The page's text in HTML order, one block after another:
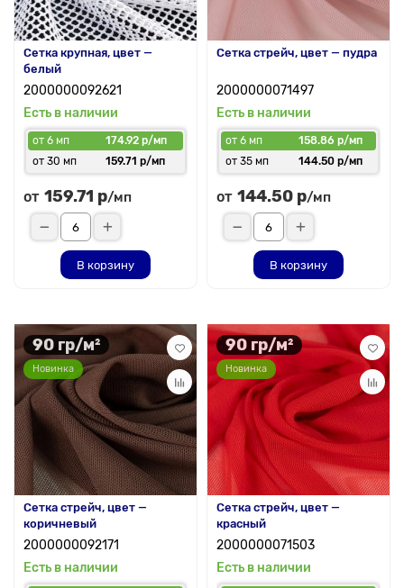
Сетка крупная, цвет —
белый
2000000092621
Есть в наличии
от 6 мп
174.92 р/мп
от 30 мп
159.71 р/мп
от 159.71 р/мп
В корзину
Сетка стрейч, цвет — пудра
2000000071497
Есть в наличии
от 6 мп
158.86 р/мп
от 35 мп
144.50 р/мп
от 144.50 р/мп
В корзину
90 гр/м²
Новинка
Сетка стрейч, цвет —
коричневый
2000000092171
Есть в наличии
90 гр/м²
Новинка
Сетка стрейч, цвет —
красный
2000000071503
Есть в наличии